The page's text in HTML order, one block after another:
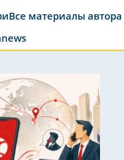
материалы